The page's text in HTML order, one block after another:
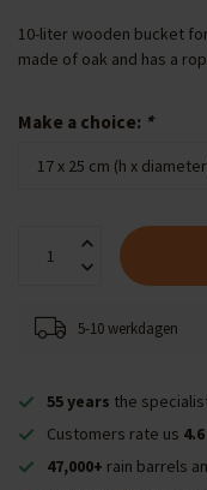
10-liter wooden bucket
made of oak and has a
Make a choice: *
5-10 werkdagen
55 years the
Customers rate us
47,000+ rain barrels